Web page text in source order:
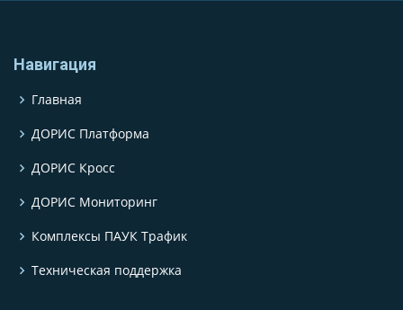
Навигация
Главная
ДОРИС Платформа
ДОРИС Кросс
ДОРИС Мониторинг
Комплексы ПАУК Трафик
Техническая поддержка